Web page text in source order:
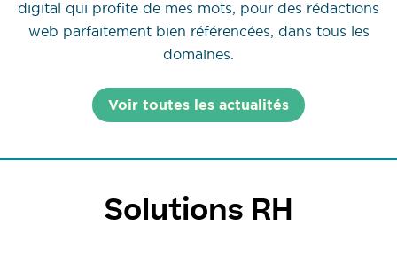
digital qui profite de mes mots, pour des rédactions
web parfaitement bien référencées, dans tous les
domaines.
Voir toutes les actualités
Solutions RH